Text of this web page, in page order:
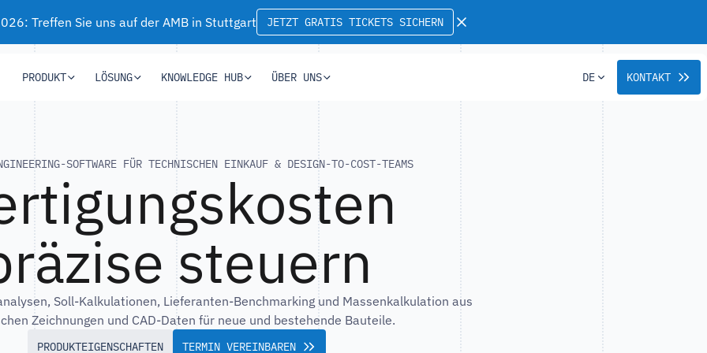
Treffen Sie uns auf der AMB in Stuttgart
JETZT GRATIS TICKETS SICHERN
PRODUKT LÖSUNG KNOWLEDGE HUB ÜBER UNS DE KONTAKT
SOFTWARE FÜR TECHNISCHEN EINKAUF & DESIGN-TO-COST-TEAMS
steuern
Soll-Kalkulationen, Lieferanten-Benchmarking und Massenkalkulation aus
Zeichnungen und CAD-Daten für neue und bestehende Bauteile.
PRODUKTEIGENSCHAFTEN TERMIN VEREINBAREN